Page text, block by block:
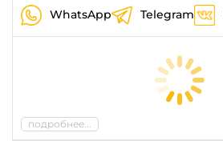
WhatsApp Telegram
подробнее...